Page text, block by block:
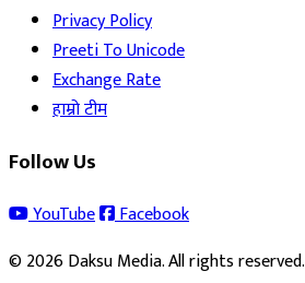
Privacy Policy
Preeti To Unicode
Exchange Rate
हाम्रो टीम
Follow Us
YouTube
Facebook
© 2026 Daksu Media. All rights reserved.